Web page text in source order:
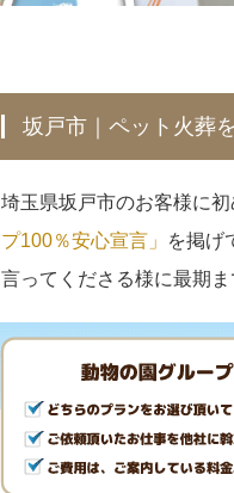
坂戸市｜ペット火
埼玉県坂戸市のお客様に
プ100％安心宣言」
を掲げ
言ってくださる様に最期